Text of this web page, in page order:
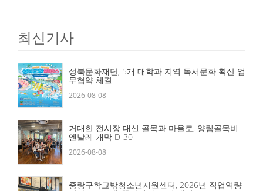
최신기사
성북문화재단, 5개 대학과 지역 독서문화 확산 업
무협약 체결
2026-08-08
거대한 전시장 대신 골목과 마을로, 양림골목비
엔날레 개막 D-30
2026-08-08
중랑구학교밖청소년지원센터, 2026년 직업역량